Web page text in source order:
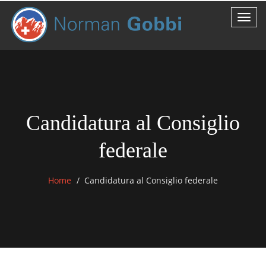
Candidatura al Consiglio
federale
Home Candidatura al Consiglio federale